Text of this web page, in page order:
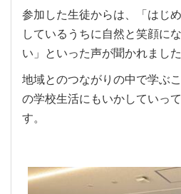
参加した生徒からは、「はじ
しているうちに自然と笑顔に
い」といった声が聞かれました
地域とのつながりの中で学ぶ
の学校生活にもいかしていっ
す。